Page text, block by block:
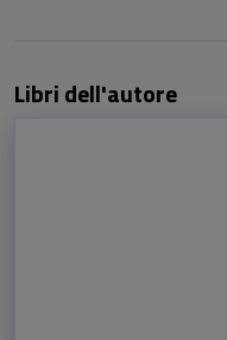
Libri dell'autore